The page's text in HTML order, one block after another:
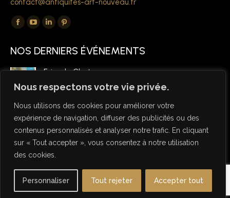
Nous respectons votre vie privée.
Nous utilisons des cookies pour améliorer votre
expérience de navigation, diffuser des publicités ou des
contenus personnalisés et analyser notre trafic. En cliquant
sur « Tout accepter », vous consentez à notre utilisation
des cookies.
Personnaliser Tout rejeter Accepter tout
contact@antiquites-art-nouveau.fr
Trouvez nous sur :
La
Facebook
s'ouvre
nouvelle
fenêtre
La
YouTube
s'ouvre
nouvelle
fenêtre
La
LinkedIn
s'ouvre
une
nouvelle
fenêtre
La
Pinterest
s'ouvre
nouvelle
fenêtre
NOS DERNIERS ÉVÉNEMENTS
Foire de Chatou
6 mars 2026
Studio
Useful links